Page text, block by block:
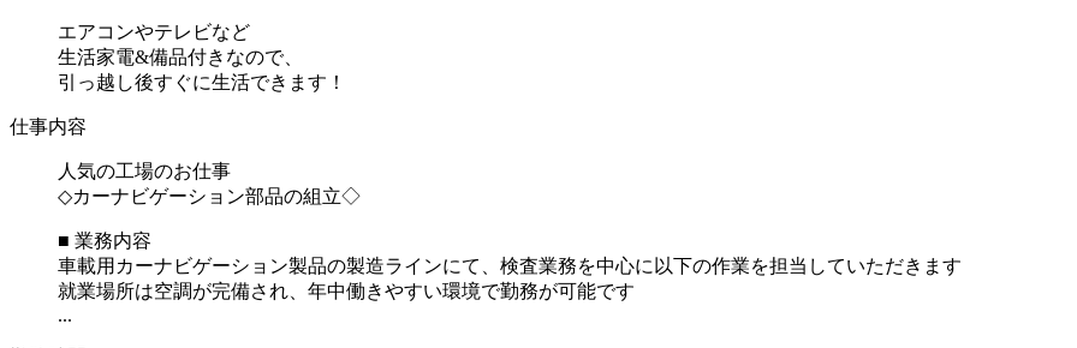
エアコンやテレビなど
生活家電&備品付きなので、
引っ越し後すぐに生活できます！
仕事内容
人気の工場のお仕事
◇カーナビゲーション部品の組立◇
■ 業務内容
車載用カーナビゲーション製品の製造ラインにて、検査業務を中心に以下の作業を担当していただきます
就業場所は空調が完備され、年中働きやすい環境で勤務が可能です
...